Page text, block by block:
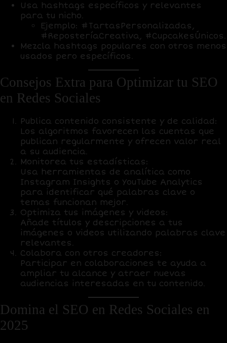
Usa hashtags específicos y relevantes
para tu nicho.
Ejemplo: #TartasPersonalizadas,
#ReposteríaCreativa, #CupcakesÚnicos.
Mezcla hashtags populares con otros menos
usados pero específicos.
Consejos Extra para Optimizar tu SEO
en Redes Sociales
Publica contenido consistente y de calidad:
Los algoritmos favorecen las cuentas que
publican regularmente y ofrecen valor real
a su audiencia.
Monitorea tus estadísticas:
Usa herramientas de analítica como
Instagram Insights o YouTube Analytics
para identificar qué palabras clave o
temas funcionan mejor.
Optimiza tus imágenes y videos:
Añade títulos y descripciones a tus
imágenes o videos utilizando palabras clave
relevantes.
Colabora con otros creadores:
Participar en colaboraciones te ayuda a
ampliar tu alcance y atraer nuevas
audiencias interesadas en tu contenido.
Domina el SEO en Redes Sociales en
2025